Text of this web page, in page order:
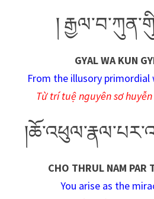
།
GYAL WA KUN
From the illusory
Từ trí tuệ nguyên sơ
CHO THRUL NAM PAR
You arise as the